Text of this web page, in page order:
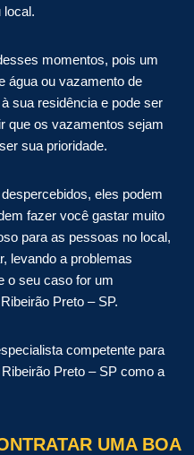
local.
momentos, pois um
água ou vazamento de
sua residência e pode ser
que os vazamentos sejam
sua prioridade.
eles podem
fazer você gastar muito
para as pessoas no local,
levando a problemas
o seu caso for um
Preto – SP.
competente para
Preto – SP como a
UMA BOA